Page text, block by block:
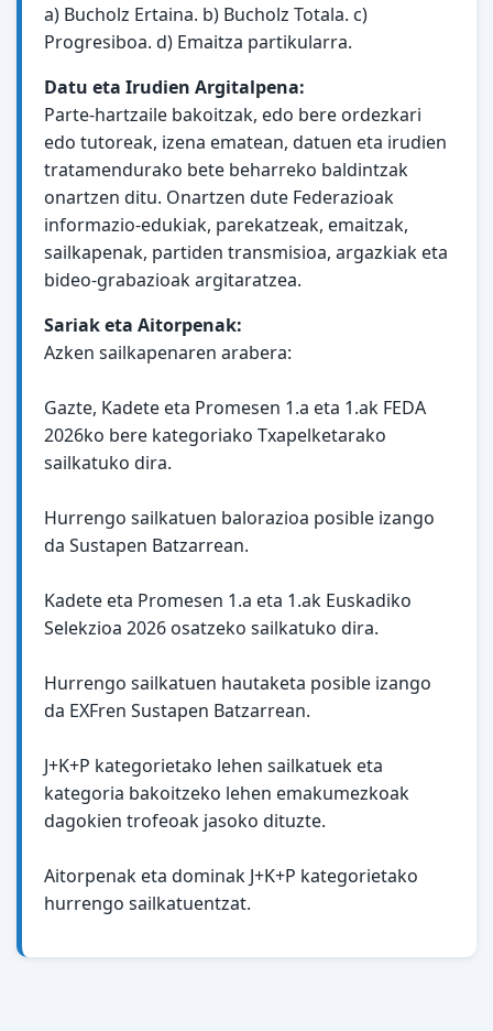
a) Bucholz Ertaina. b) Bucholz Totala. c)
Progresiboa. d) Emaitza partikularra.
Datu eta Irudien Argitalpena:
Parte-hartzaile bakoitzak, edo bere ordezkari
edo tutoreak, izena ematean, datuen eta irudien
tratamendurako bete beharreko baldintzak
onartzen ditu. Onartzen dute Federazioak
informazio-edukiak, parekatzeak, emaitzak,
sailkapenak, partiden transmisioa, argazkiak eta
bideo-grabazioak argitaratzea.
Sariak eta Aitorpenak:
Azken sailkapenaren arabera:
Gazte, Kadete eta Promesen 1.a eta 1.ak FEDA
2026ko bere kategoriako Txapelketarako
sailkatuko dira.
Hurrengo sailkatuen balorazioa posible izango
da Sustapen Batzarrean.
Kadete eta Promesen 1.a eta 1.ak Euskadiko
Selekzioa 2026 osatzeko sailkatuko dira.
Hurrengo sailkatuen hautaketa posible izango
da EXFren Sustapen Batzarrean.
J+K+P kategorietako lehen sailkatuek eta
kategoria bakoitzeko lehen emakumezkoak
dagokien trofeoak jasoko dituzte.
Aitorpenak eta dominak J+K+P kategorietako
hurrengo sailkatuentzat.